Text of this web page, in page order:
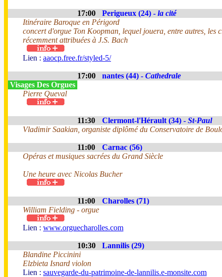
17:00 Perigueux (24) - la cité
Itinéraire Baroque en Périgord
concert d'orgue Ton Koopman, lequel jouera, entre autres, les
récemment attribuées à J.S. Bach
Lien : aaocp.free.fr/styled-5/
17:00 nantes (44) - Cathedrale
Visages Des Orgues
Pierre Queval
11:30 Clermont-l'Hérault (34) - St-Paul
Vladimir Saakian, organiste diplômé du Conservatoire de
11:00
Carnac (56)
Opéras et musiques sacrées du Grand Siècle
Une heure avec Nicolas Bucher
11:00
Charolles (71)
William Fielding - orgue
Lien : www.orguecharolles.com
10:30
Lannilis (29)
Blandine Piccinini
Elzbieta Isnard violon
Lien : sauvegarde-du-patrimoine-de-lannilis.e-monsite.com